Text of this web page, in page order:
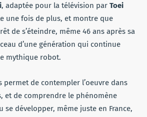
, adaptée pour la télévision par Toei
une fois de plus, et montre que
de s’éteindre, même 46 ans après sa
d’une génération qui continue
mythique robot.
permet de contempler l’oeuvre dans
et de comprendre le phénomène
développer, même juste en France,